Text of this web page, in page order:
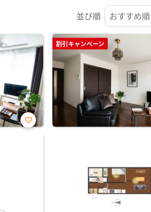
並び順
お気
割引キャンペーン